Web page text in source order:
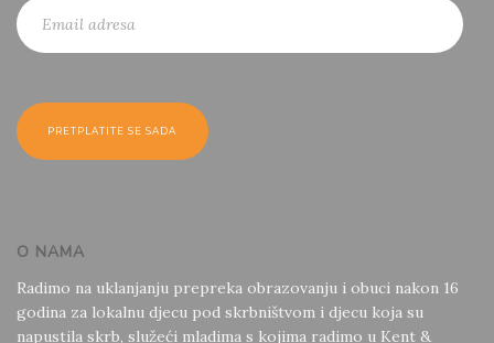
O NAMA
Radimo na uklanjanju prepreka obrazovanju i obuci nakon 16
godina za lokalnu djecu pod skrbništvom i djecu koja su
napustila skrb, služeći mladima s kojima radimo u Kent &